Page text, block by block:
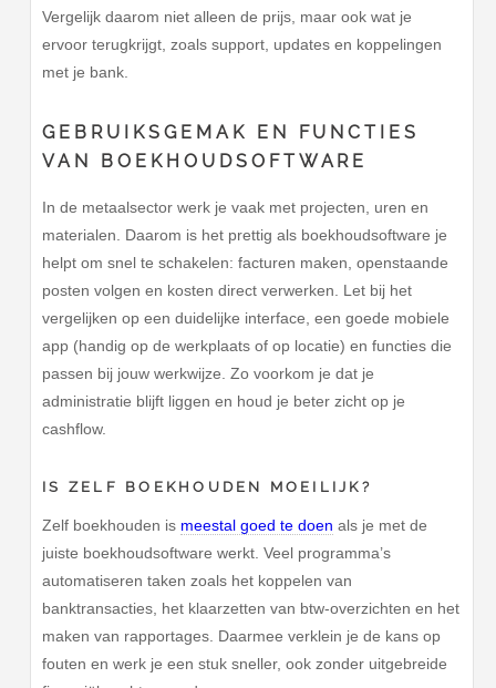
Vergelijk daarom niet alleen de prijs, maar ook wat je
ervoor terugkrijgt, zoals support, updates en koppelingen
met je bank.
GEBRUIKSGEMAK EN FUNCTIES
VAN BOEKHOUDSOFTWARE
In de metaalsector werk je vaak met projecten, uren en
materialen. Daarom is het prettig als boekhoudsoftware je
helpt om snel te schakelen: facturen maken, openstaande
posten volgen en kosten direct verwerken. Let bij het
vergelijken op een duidelijke interface, een goede mobiele
app (handig op de werkplaats of op locatie) en functies die
passen bij jouw werkwijze. Zo voorkom je dat je
administratie blijft liggen en houd je beter zicht op je
cashflow.
IS ZELF BOEKHOUDEN MOEILIJK?
Zelf boekhouden is meestal goed te doen als je met de
juiste boekhoudsoftware werkt. Veel programma’s
automatiseren taken zoals het koppelen van
banktransacties, het klaarzetten van btw-overzichten en het
maken van rapportages. Daarmee verklein je de kans op
fouten en werk je een stuk sneller, ook zonder uitgebreide